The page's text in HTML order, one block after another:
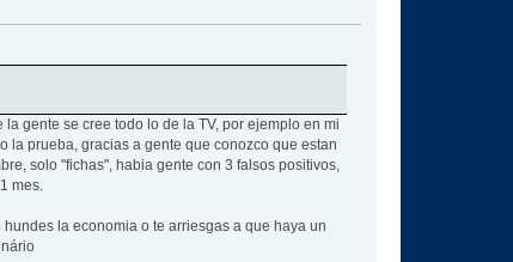
gente se cree todo lo de la TV, por ejemplo en mi
la prueba, gracias a gente que conozco que estan
solo "fichas", habia gente con 3 falsos positivos,
mes.
la economia o te arriesgas a que haya un